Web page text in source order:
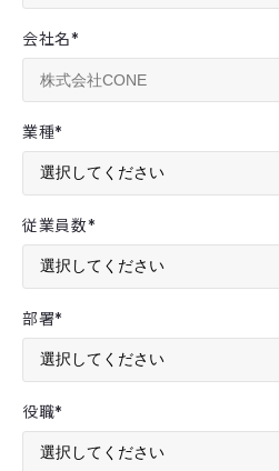
会社名*
業種*
従業員数*
部署*
役職*